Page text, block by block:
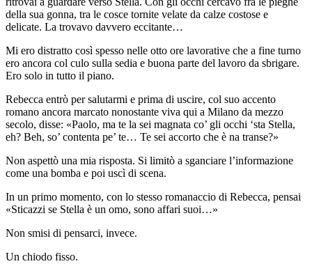
della sua gonna, tra le cosce tornite velate da calze costose e
delicate. La trovavo davvero eccitante…
Mi ero distratto così spesso nelle otto ore lavorative che a fine turno
ero ancora col culo sulla sedia e buona parte del lavoro da sbrigare.
Ero solo in tutto il piano.
Rebecca entrò per salutarmi e prima di uscire, col suo accento
romano ancora marcato nonostante viva qui a Milano da mezzo
secolo, disse: «Paolo, ma te la sei magnata co’ gli occhi ‘sta Stella,
eh? Beh, so’ contenta pe’ te… Te sei accorto che è na transe?»
Non aspettò una mia risposta. Si limitò a sganciare l’informazione
come una bomba e poi uscì di scena.
In un primo momento, con lo stesso romanaccio di Rebecca, pensai
«Sticazzi se Stella è un omo, sono affari suoi…»
Non smisi di pensarci, invece.
Un chiodo fisso.